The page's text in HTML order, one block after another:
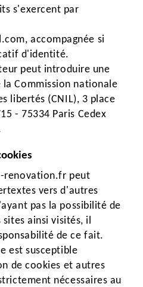
s'exercent par
accompagnée si
d'identité.
peut introduire une
Commission nationale
libertés (CNIL), 3 place
- 75334 Paris Cedex
renovation.fr peut
vers d'autres
pas la possibilité de
ainsi visités, il
de ce fait.
est susceptible
de cookies et autres
nécessaires au